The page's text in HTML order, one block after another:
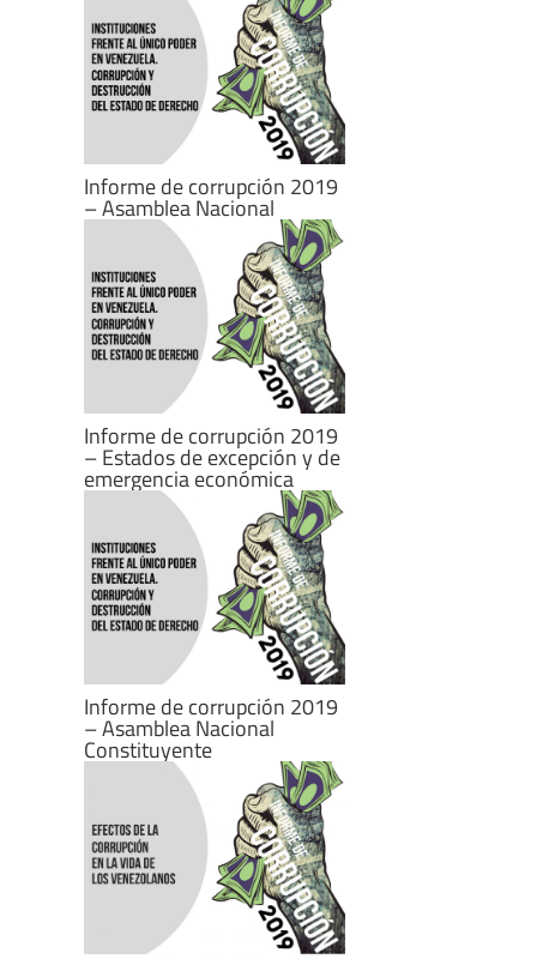
Informe de corrupción 2019
– Asamblea Nacional
Informe de corrupción 2019
– Estados de excepción y de
emergencia económica
Informe de corrupción 2019
– Asamblea Nacional
Constituyente